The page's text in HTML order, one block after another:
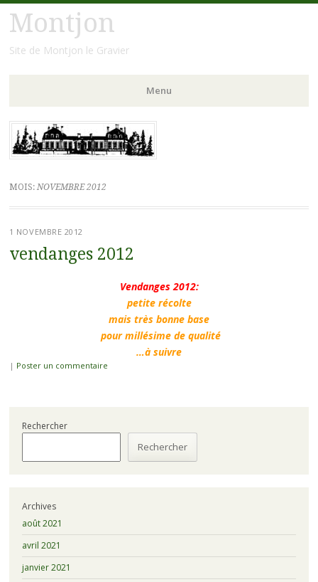
Montjon
Site de Montjon le Gravier
Menu
Aller
au
contenu
principal
MOIS: NOVEMBRE 2012
1 NOVEMBRE 2012
vendanges 2012
Vendanges 2012:
petite récolte
mais très bonne base
pour millésime de qualité
…à suivre
| Poster un commentaire
Rechercher
Rechercher
Archives
août 2021
avril 2021
janvier 2021